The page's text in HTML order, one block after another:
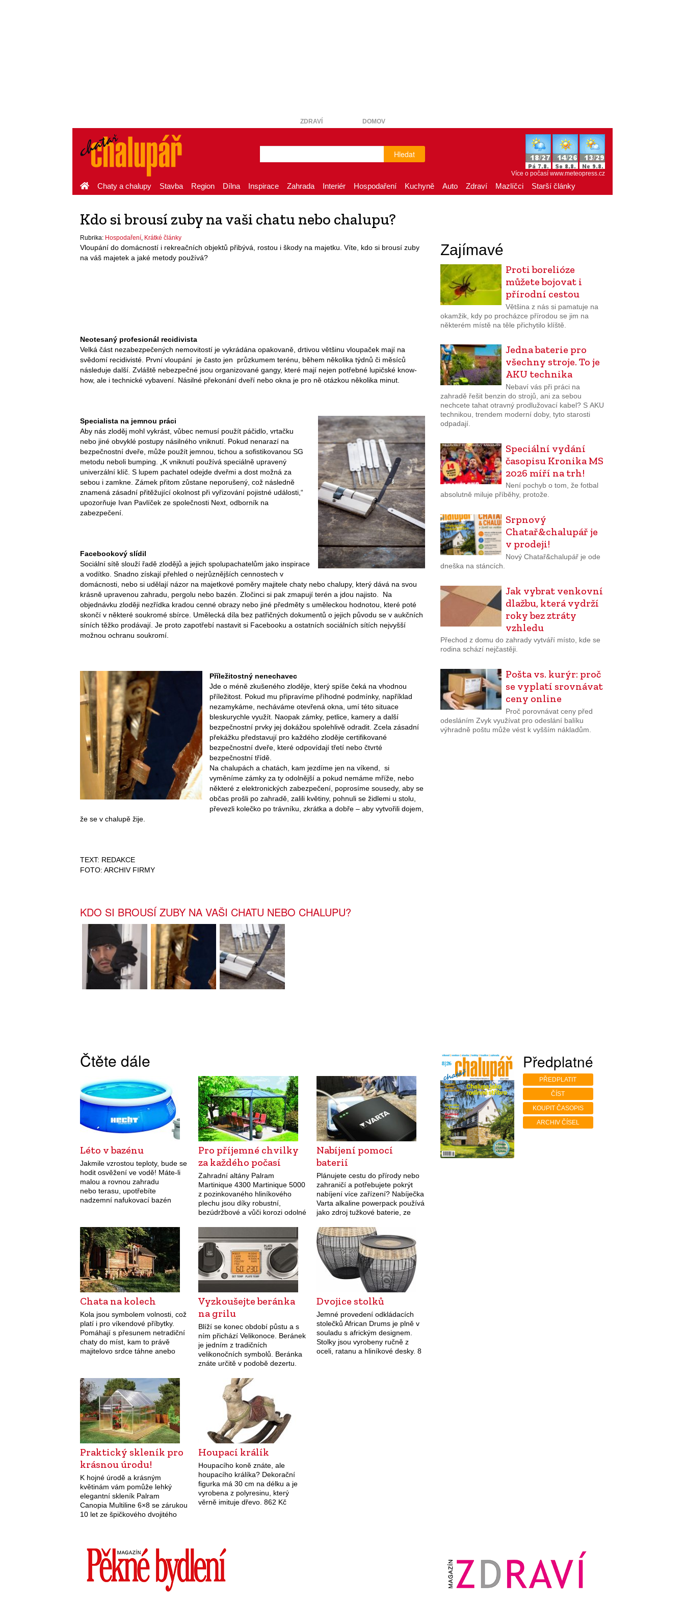
ZDRAVÍ DOMOV
Hledat
Více o počasí www.meteopress.cz
Chaty a chalupy Stavba Region Dílna Inspirace Zahrada Interiér Hospodaření Kuchyně Auto Zdraví Mazlíčci Starší články
Kdo si brousí zuby na vaši chatu nebo chalupu?
Rubrika: Hospodaření Krátké články
Vloupání do domácností i rekreačních objektů přibývá, rostou i škody na majetku. Víte, kdo si brousí zuby
na váš majetek a jaké metody používá?
Neotesaný profesionál recidivista
Velká část nezabezpečených nemovitostí je vykrádána opakovaně, drtivou většinu vloupaček mají na
svědomí recidivisté. První vloupání je často jen průzkumem terénu, během několika týdnů či měsíců
následuje další. Zvláště nebezpečné jsou organizované gangy, které mají nejen potřebné lupičské know-
how, ale i technické vybavení. Násilné překonání dveří nebo okna je pro ně otázkou několika minut.
Specialista na jemnou práci
Aby nás zloděj mohl vykrást, vůbec nemusí použít páčidlo, vrtačku
nebo jiné obvyklé postupy násilného vniknutí. Pokud nenarazí na
bezpečnostní dveře, může použít jemnou, tichou a sofistikovanou SG
metodu neboli bumping. „K vniknutí používá speciálně upravený
univerzální klíč. S lupem pachatel odejde dveřmi a dost možná za
sebou i zamkne. Zámek přitom zůstane neporušený, což následně
znamená zásadní přitěžující okolnost při vyřizování pojistné události,“
upozorňuje Ivan Pavlíček ze společnosti Next, odborník na
zabezpečení.
Facebookový slídil
Sociální sítě slouží řadě zlodějů a jejich spolupachatelům jako inspirace
a vodítko. Snadno získají přehled o nejrůznějších cennostech v
domácnosti, nebo si udělají názor na majetkové poměry majitele chaty nebo chalupy, který dává na svou
krásně upravenou zahradu, pergolu nebo bazén. Zločinci si pak zmapují terén a jdou najisto. Na
objednávku zloději nezřídka kradou cenné obrazy nebo jiné předměty s uměleckou hodnotou, které poté
skončí v některé soukromé sbírce. Umělecká díla bez patřičných dokumentů o jejich původu se v aukčních
síních těžko prodávají. Je proto zapotřebí nastavit si Facebooku a ostatních sociálních sítích nejvyšší
možnou ochranu soukromí.
Příležitostný nenechavec
Jde o méně zkušeného zloděje, který spíše čeká na vhodnou
příležitost. Pokud mu připravíme příhodné podmínky, například
nezamykáme, necháváme otevřená okna, umí této situace
bleskurychle využít. Naopak zámky, petlice, kamery a další
bezpečnostní prvky jej dokážou spolehlivě odradit. Zcela zásadní
překážku představují pro každého zloděje certifikované
bezpečnostní dveře, které odpovídají třetí nebo čtvrté
bezpečnostní třídě.
Na chalupách a chatách, kam jezdíme jen na víkend, si
vyměníme zámky za ty odolnější a pokud nemáme mříže, nebo
některé z elektronických zabezpečení, poprosíme sousedy, aby se
občas prošli po zahradě, zalili květiny, pohnuli se židlemi u stolu,
převezli kolečko po trávníku, zkrátka a dobře – aby vytvořili dojem,
že se v chalupě žije.
TEXT: REDAKCE
FOTO: ARCHIV FIRMY
KDO SI BROUSÍ ZUBY NA VAŠI CHATU NEBO CHALUPU?
Zajímavé
Proti borelióze
můžete bojovat i
přírodní cestou
Většina z nás si pamatuje na
okamžik, kdy po procházce přírodou se jim na
některém místě na těle přichytilo klíště.
Jedna baterie pro
všechny stroje. To je
AKU technika
Nebaví vás při práci na
zahradě řešit benzin do strojů, ani za sebou
nechcete tahat otravný prodlužovací kabel? S AKU
technikou, trendem moderní doby, tyto starosti
odpadají.
Speciální vydání
časopisu Kronika MS
2026 míří na trh!
Není pochyb o tom, že fotbal
absolutně miluje příběhy, protože.
Srpnový
Chatař&chalupář je
v prodeji!
Nový Chatař&chalupář je ode
dneška na stáncích.
Jak vybrat venkovní
dlažbu, která vydrží
roky bez ztráty
vzhledu
Přechod z domu do zahrady vytváří místo, kde se
rodina schází nejčastěji.
Pošta vs. kurýr: proč
se vyplatí srovnávat
ceny online
Proč porovnávat ceny před
odesláním Zvyk využívat pro odeslání balíku
výhradně poštu může vést k vyšším nákladům.
Čtěte dále
Léto v bazénu
Jakmile vzrostou teploty, bude se
hodit osvěžení ve vodě! Máte-li
malou a rovnou zahradu
nebo terasu, upotřebíte
nadzemní nafukovací bazén
kartušovou filtrací, se
samonosnou konstrukcí pro
jednoduchou instalaci na rovné…
Pro příjemné chvilky
za každého počasí
Zahradní altány Palram
Martinique 4300 Martinique 5000
z pozinkovaného hliníkového
plechu jsou díky robustní,
bezúdržbové a vůči korozi odolné
posezení, grilu, nebo dokonce
venkovní vířivky. Střešní panely z
prvotřídního 6…
Nabíjení pomocí
baterií
Plánujete cestu do přírody nebo
zahraničí a potřebujete pokrýt
nabíjení více zařízení? Nabíječka
Varta alkaline powerpack používá
jako zdroj tužkové baterie, ze
prostřednictvím USB portu.
Tužkové baterie jsou snadno
dostupné ve všech…
Chata na kolech
Kola jsou symbolem volnosti, což
platí i pro víkendové příbytky.
Pomáhají s přesunem netradiční
chaty do míst, kam to právě
majitelovo srdce táhne anebo
když už stojí…
Vyzkoušejte beránka
na grilu
Blíží se konec období půstu a s
ním přichází Velikonoce. Beránek
je jedním z tradičních
velikonočních symbolů. Beránka
znáte určitě v podobě dezertu.
například v podobě jehněčích
kotlet na kontaktním…
Dvojice stolků
Jemné provedení odkládacích
stolečků African Drums je plně v
souladu s africkým designem.
Stolky jsou vyrobeny ručně z
oceli, ratanu a hliníkové desky. 8
Praktický skleník pro
krásnou úrodu!
K hojné úrodě a krásným
květinám vám pomůže lehký
elegantní skleník Palram
Canopia Multiline 6×8 se zárukou
10 let ze špičkového dvojitého
nepřízni počasí,…
Houpací králík
Houpacího koně znáte, ale
houpacího králíka? Dekorační
figurka má 30 cm na délku a je
vyrobena z polyresinu, který
věrně imituje dřevo. 862 Kč
Předplatné
PŘEDPLATIT
ČÍST
KOUPIT ČASOPIS
ARCHIV ČÍSEL